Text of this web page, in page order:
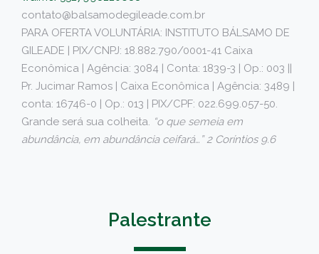
contato@balsamodegileade.com.br
PARA OFERTA VOLUNTÁRIA: INSTITUTO BÁLSAMO DE
GILEADE | PIX/CNPJ: 18.882.790/0001-41 Caixa
Econômica | Agência: 3084 | Conta: 1839-3 | Op.: 003 ||
Pr. Jucimar Ramos | Caixa Econômica | Agência: 3489 |
conta: 16746-0 | Op.: 013 | PIX/CPF: 022.699.057-50.
Grande será sua colheita. “o que semeia em
abundância, em abundância ceifará…” 2 Coríntios 9.6
Palestrante